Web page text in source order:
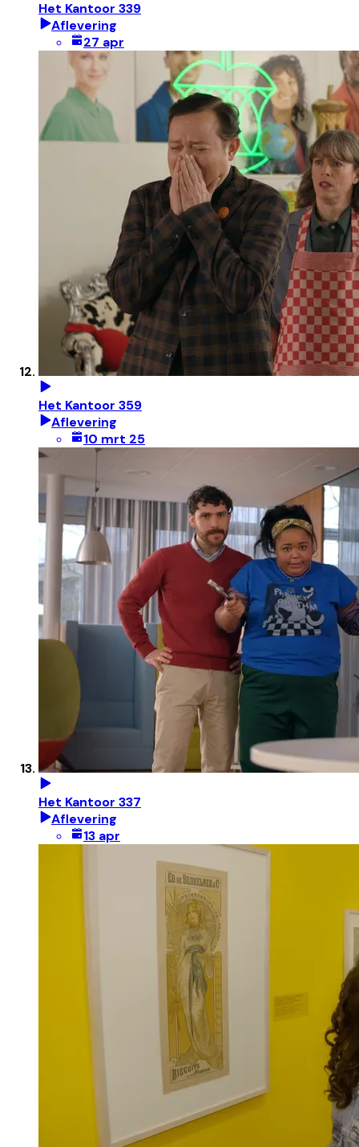
Het Kantoor 339
Aflevering
27 apr
Het Kantoor 359
Aflevering
10 mrt 25
Het Kantoor 337
Aflevering
13 apr